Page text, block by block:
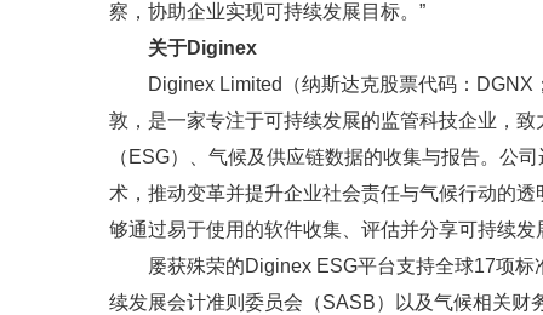
察，协助企业实现可持续发展目标。”
关于Diginex
Diginex Limited（纳斯达克股票代码：
敦，是一家专注于可持续发展的监管科技企业，
（ESG）、气候及供应链数据的收集与报告。公
术，推动变革并提升企业社会责任与气候行动的
够通过易于使用的软件收集、评估并分享可持续发
屡获殊荣的Diginex ESG平台支持全球17项
续发展会计准则委员会（SASB）以及气候相关